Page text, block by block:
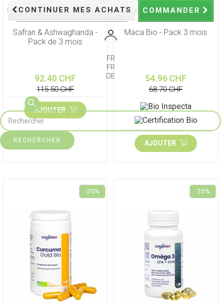
CONTINUER MES ACHATS COMMANDER
FR
FR
DE
RECHERCHER
Safran & Ashwaghanda -
Pack de 3 mois
92.40 CHF
115.50 CHF
AJOUTER
Maca Bio - Pack 3 mois
54.96 CHF
68.70 CHF
AJOUTER
-20% -20%